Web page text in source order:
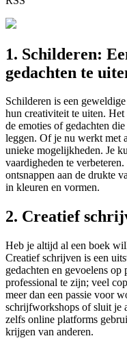
1. Schilderen:
gedachten te
Schilderen is een
hun creativiteit te uiten. Het
de emoties of gedachten
leggen. Of je nu werkt met
unieke mogelijkheden. Je
vaardigheden te
ontsnappen aan de drukte
in kleuren en vormen.
2. Creatief
Heb je altijd al een boek
Creatief schrijven is een
gedachten en gevoelens op
professional te zijn; veel
meer dan een passie voor
schrijfworkshops of sluit je
zelfs online platforms
krijgen van anderen.